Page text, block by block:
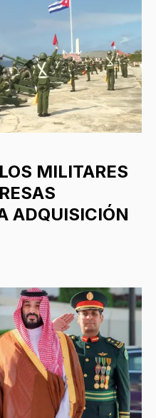
MILITARES
ADQUISICIÓN